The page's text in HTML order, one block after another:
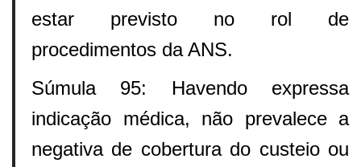
estar previsto no rol de
procedimentos da ANS.
Súmula 95: Havendo expressa
indicação médica, não prevalece a
negativa de cobertura do custeio ou